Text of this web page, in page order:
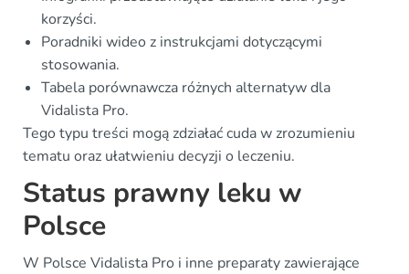
korzyści.
Poradniki wideo z instrukcjami dotyczącymi
stosowania.
Tabela porównawcza różnych alternatyw dla
Vidalista Pro.
Tego typu treści mogą zdziałać cuda w zrozumieniu
tematu oraz ułatwieniu decyzji o leczeniu.
Status prawny leku w
Polsce
W Polsce Vidalista Pro i inne preparaty zawierające